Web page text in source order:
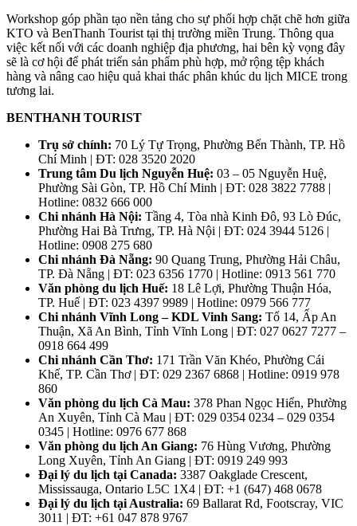
Workshop góp phần tạo nền tảng cho sự phối hợp chặt chẽ hơn giữa
KTO và BenThanh Tourist tại thị trường miền Trung. Thông qua
việc kết nối với các doanh nghiệp địa phương, hai bên kỳ vọng đây
sẽ là cơ hội để phát triển sản phẩm phù hợp, mở rộng tệp khách
hàng và nâng cao hiệu quả khai thác phân khúc du lịch MICE trong
tương lai.
BENTHANH TOURIST
Trụ sở chính: 70 Lý Tự Trọng, Phường Bến Thành, TP. Hồ
Chí Minh | ĐT: 028 3520 2020
Trung tâm Du lịch Nguyễn Huệ: 03 – 05 Nguyễn Huệ,
Phường Sài Gòn, TP. Hồ Chí Minh | ĐT: 028 3822 7788 |
Hotline: 0832 666 000
Chi nhánh Hà Nội: Tầng 4, Tòa nhà Kinh Đô, 93 Lò Đúc,
Phường Hai Bà Trưng, TP. Hà Nội | ĐT: 024 3944 5126 |
Hotline: 0908 275 680
Chi nhánh Đà Nẵng: 90 Quang Trung, Phường Hải Châu,
TP. Đà Nẵng | ĐT: 023 6356 1770 | Hotline: 0913 561 770
Văn phòng du lịch Huế: 18 Lê Lợi, Phường Thuận Hóa,
TP. Huế | ĐT: 023 4397 9989 | Hotline: 0979 566 777
Chi nhánh Vĩnh Long – KDL Vinh Sang: Tổ 14, Ấp An
Thuận, Xã An Bình, Tỉnh Vĩnh Long | ĐT: 027 0627 7277 –
0918 664 499
Chi nhánh Cần Thơ: 171 Trần Văn Khéo, Phường Cái
Khế, TP. Cần Thơ | ĐT: 029 2367 6868 | Hotline: 0919 978
860
Văn phòng du lịch Cà Mau: 378 Phan Ngọc Hiển, Phường
An Xuyên, Tỉnh Cà Mau | ĐT: 029 0354 0234 – 029 0354
0345 | Hotline: 0976 677 868
Văn phòng du lịch An Giang: 76 Hùng Vương, Phường
Long Xuyên, Tỉnh An Giang | ĐT: 0919 249 993
Đại lý du lịch tại Canada: 3387 Oakglade Crescent,
Mississauga, Ontario L5C 1X4 | ĐT: +1 (647) 468 0678
Đại lý du lịch tại Australia: 69 Ballarat Rd, Footscray, VIC
3011 | ĐT: +61 047 878 9767